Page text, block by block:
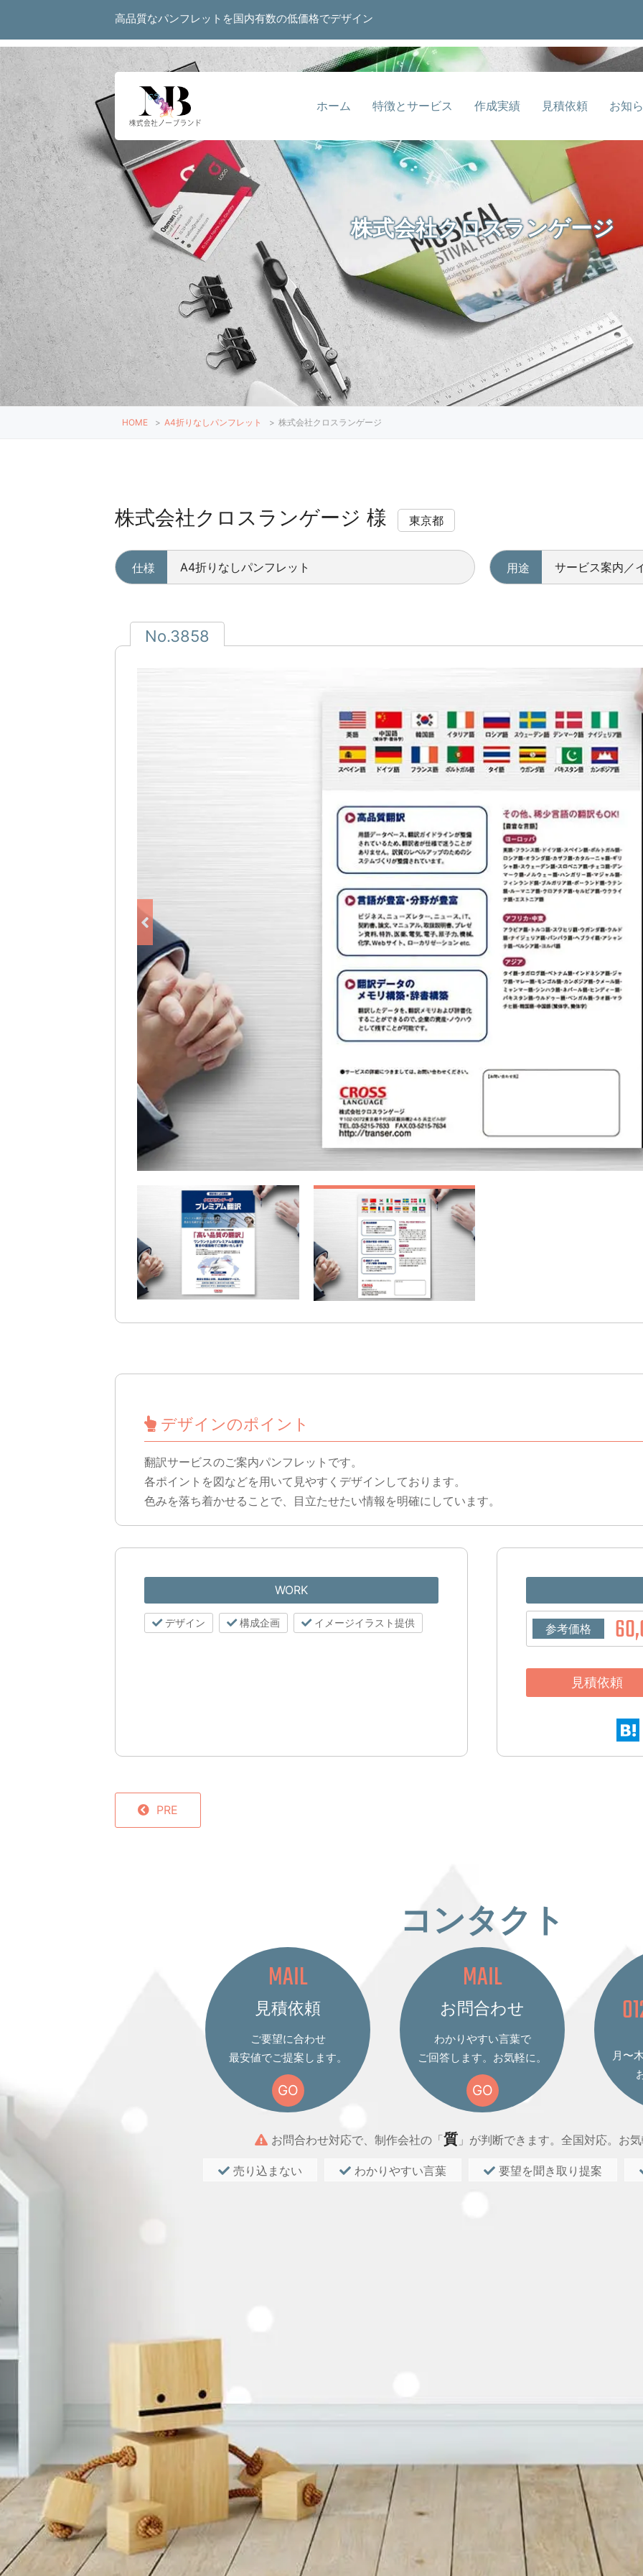
高品質なパンフレットを国内有数の低価格でデザイン
ホーム 特徴とサービス 作成実績 見積依頼 お知
株式会社クロスランゲージ
HOME > A4折りなしパンフレット > 株式会社クロスランゲージ
株式会社クロスランゲージ 様 東京都
仕様 A4折りなしパンフレット 用途 サービス案内／
No.3858
デザインのポイント
翻訳サービスのご案内パンフレットです。
各ポイントを図などを用いて見やすくデザインしております。
色みを落ち着かせることで、目立たせたい情報を明確にしています。
WORK
デザイン 構成企画 イメージイラスト提供 参考価格
見積依頼
PRE
コンタクト
MAIL
見積依頼
ご要望に合わせ
最安値でご提案します。
GO
MAIL
お問合わせ
わかりやすい言葉で
ご回答します。お気軽に。
GO
月〜
お問合わせ対応で、制作会社の「質」が判断できます。全国対応。お気
売り込まない わかりやすい言葉 要望を聞き取り提案